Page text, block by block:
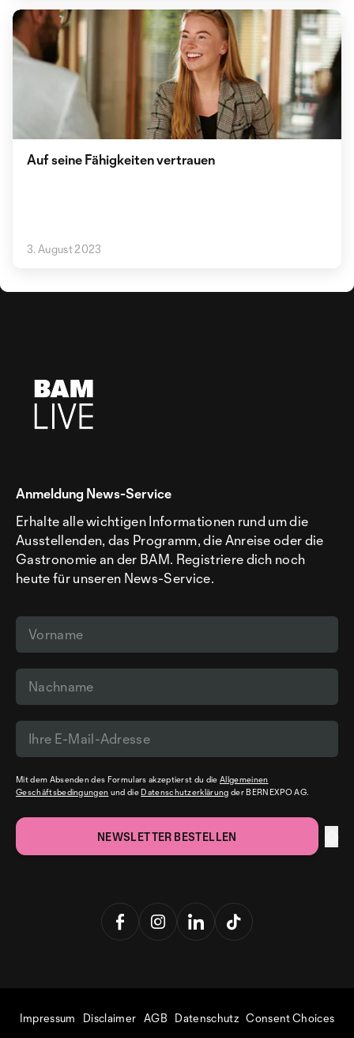
Auf seine Fähigkeiten vertrauen
3. August 2023
Anmeldung News-Service
Erhalte alle wichtigen Informationen rund um die
Ausstellenden, das Programm, die Anreise oder die
Gastronomie an der BAM. Registriere dich noch
heute für unseren News-Service.
Mit dem Absenden des Formulars akzeptierst du dieAllgemeinen
Geschäftsbedingungen und die Datenschutzerklärung der BERNEXPO AG.
Impressum Disclaimer AGB Datenschutz Consent Choices